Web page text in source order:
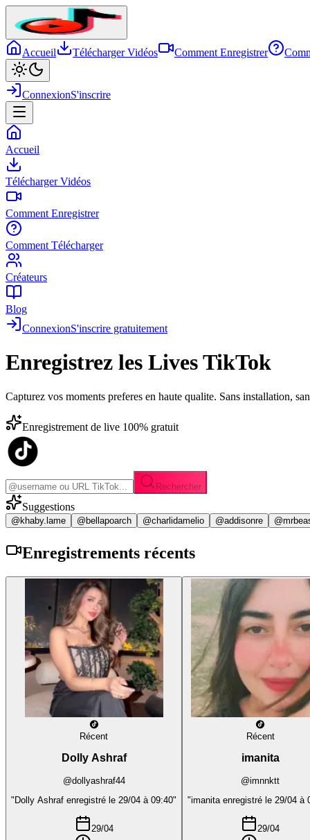
Accueil Télécharger Vidéos Comment Enregistrer
ConnexionS'inscrire
Accueil
Télécharger Vidéos
Comment Enregistrer
Comment Télécharger
Créateurs
Blog
ConnexionS'inscrire gratuitement
Enregistrez les Lives TikTok
Capturez vos moments preferes en haute qualite. Sans installation,
Enregistrement de live 100% gratuit
Rechercher
Suggestions
@khaby.lame @bellapoarch @charlidamelio @addisonre
Enregistrements récents
Récent
Dolly Ashraf
@dollyashraf44
"Dolly Ashraf enregistré le 29/04 à 09:40"
29/04
Récent
imanita
@imnnktt
"imanita enregistré le 29/04 à
29/04